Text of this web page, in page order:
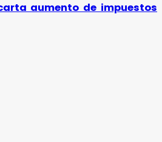
aumento de impuestos